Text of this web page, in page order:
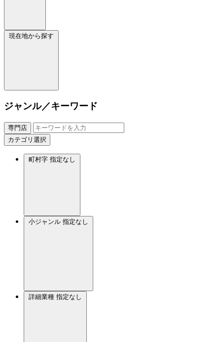
現在地から探す
ジャンル／キーワード
専門店
カテゴリ選択
町村字 指定なし
小ジャンル 指定なし
詳細業種 指定なし